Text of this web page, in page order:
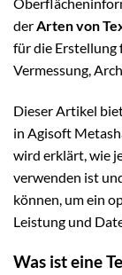
derArten von
für die Erstellung
Vermessung,
Dieser Artikel
in Agisoft
wird erklärt, wie
verwenden ist
können, um ein
Leistung und
Was ist eine